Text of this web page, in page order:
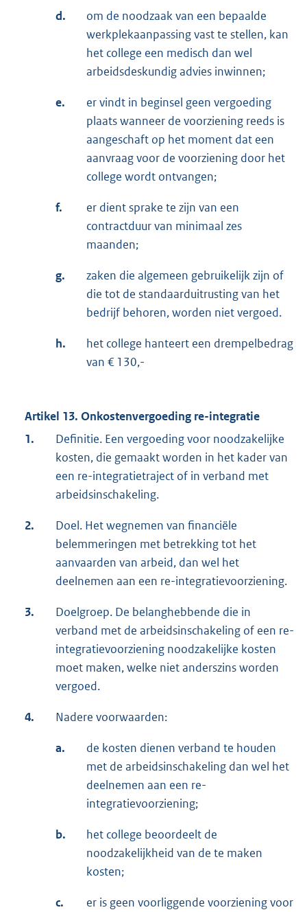
d.
om de noodzaak van een bepaalde
werkplekaanpassing vast te stellen, kan
het college een medisch dan wel
arbeidsdeskundig advies inwinnen;
e.
er vindt in beginsel geen vergoeding
plaats wanneer de voorziening reeds is
aangeschaft op het moment dat een
aanvraag voor de voorziening door het
college wordt ontvangen;
f.
er dient sprake te zijn van een
contractduur van minimaal zes
maanden;
g.
zaken die algemeen gebruikelijk zijn of
die tot de standaarduitrusting van het
bedrijf behoren, worden niet vergoed.
h.
het college hanteert een drempelbedrag
van € 130,-
Artikel 13. Onkostenvergoeding re-integratie
1.
Definitie. Een vergoeding voor noodzakelijke
kosten, die gemaakt worden in het kader van
een re-integratietraject of in verband met
arbeidsinschakeling.
2.
Doel. Het wegnemen van financiële
belemmeringen met betrekking tot het
aanvaarden van arbeid, dan wel het
deelnemen aan een re-integratievoorziening.
3.
Doelgroep. De belanghebbende die in
verband met de arbeidsinschakeling of een re-
integratievoorziening noodzakelijke kosten
moet maken, welke niet anderszins worden
vergoed.
4. Nadere voorwaarden:
a.
de kosten dienen verband te houden
met de arbeidsinschakeling dan wel het
deelnemen aan een re-
integratievoorziening;
b.
het college beoordeelt de
noodzakelijkheid van de te maken
kosten;
c.
er is geen voorliggende voorziening voor